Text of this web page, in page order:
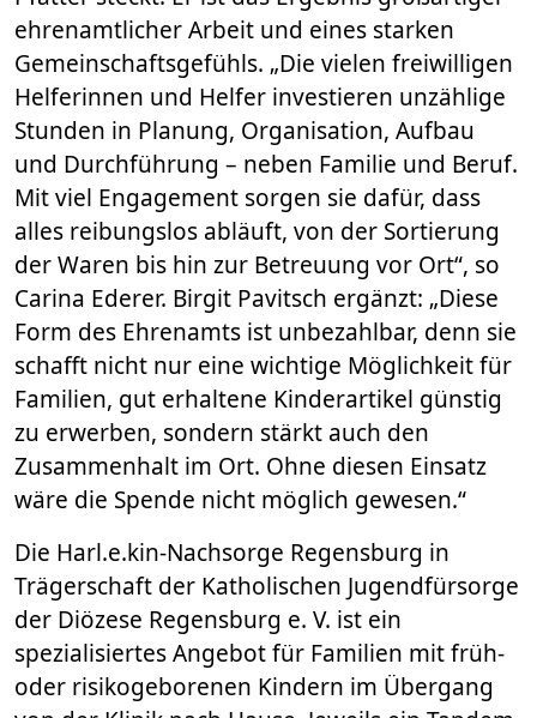
ehrenamtlicher Arbeit und eines starken
Gemeinschaftsgefühls. „Die vielen freiwilligen
Helferinnen und Helfer investieren unzählige
Stunden in Planung, Organisation, Aufbau
und Durchführung – neben Familie und Beruf.
Mit viel Engagement sorgen sie dafür, dass
alles reibungslos abläuft, von der Sortierung
der Waren bis hin zur Betreuung vor Ort“, so
Carina Ederer. Birgit Pavitsch ergänzt: „Diese
Form des Ehrenamts ist unbezahlbar, denn sie
schafft nicht nur eine wichtige Möglichkeit für
Familien, gut erhaltene Kinderartikel günstig
zu erwerben, sondern stärkt auch den
Zusammenhalt im Ort. Ohne diesen Einsatz
wäre die Spende nicht möglich gewesen.“
Die Harl.e.kin-Nachsorge Regensburg in
Trägerschaft der Katholischen Jugendfürsorge
der Diözese Regensburg e. V. ist ein
spezialisiertes Angebot für Familien mit früh-
oder risikogeborenen Kindern im Übergang